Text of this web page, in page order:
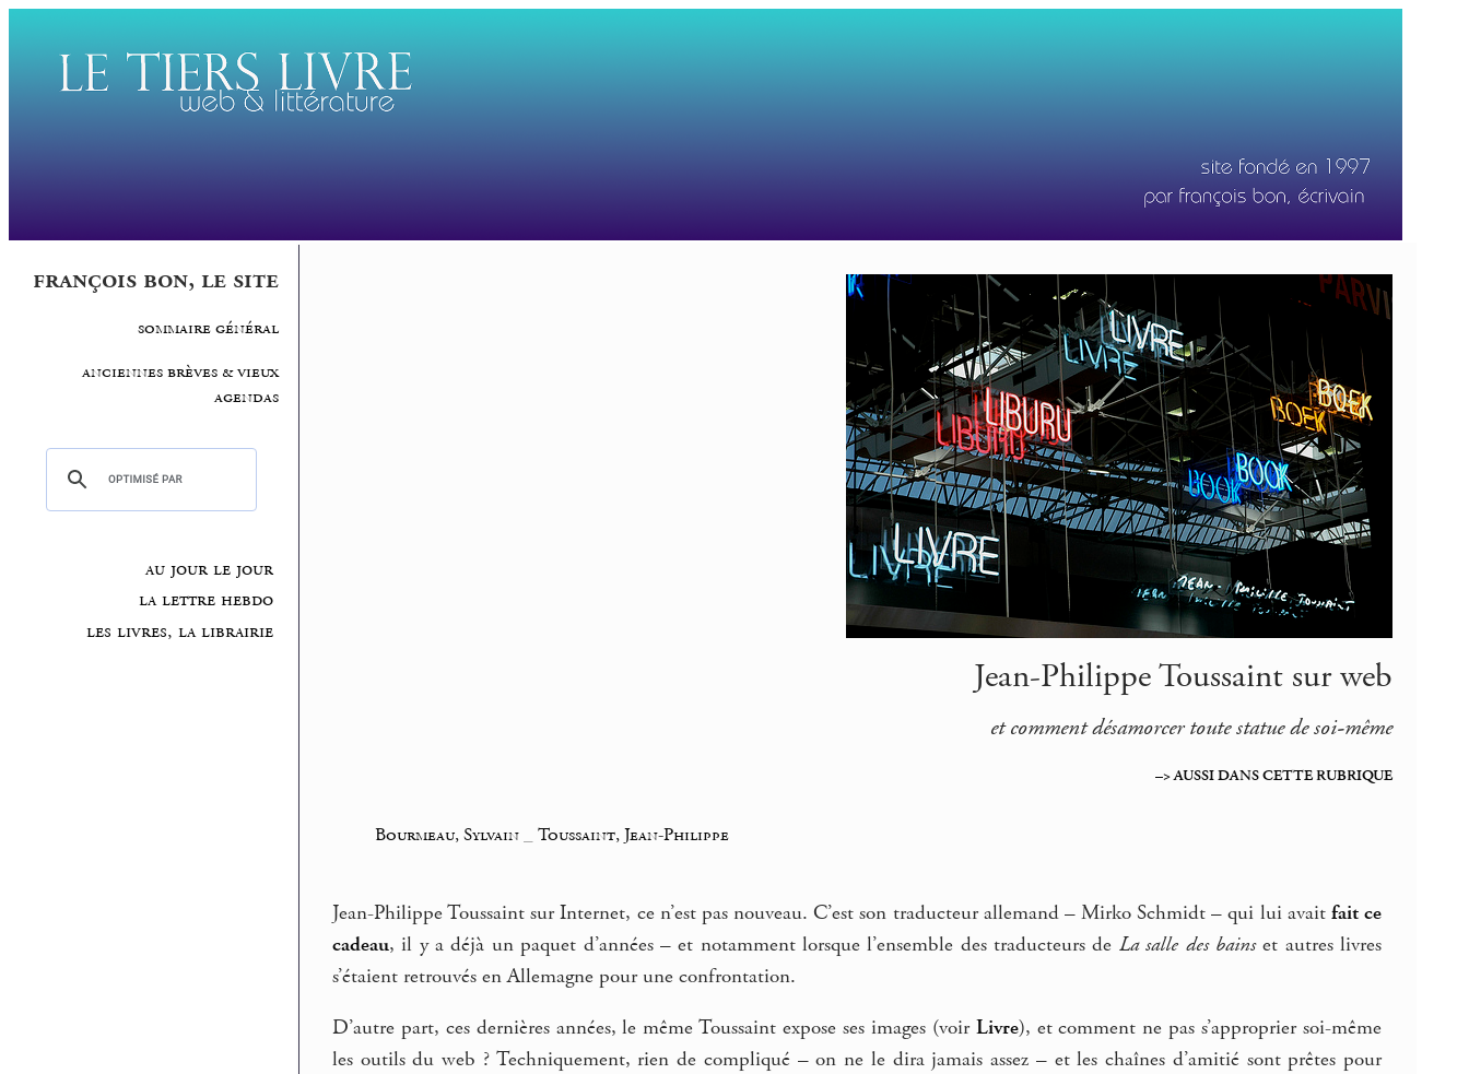
françois bon, le site
sommaire général
anciennes brèves & vieux
agendas
au jour le jour
la lettre hebdo
les livres, la librairie
Jean-Philippe Toussaint sur web
et comment désamorcer toute statue de soi-même
–> AUSSI DANS CETTE RUBRIQUE
Bourmeau, Sylvain _Toussaint, Jean-Philippe
Jean-Philippe Toussaint sur Internet, ce n’est pas nouveau. C’est son traducteur allemand – Mirko Schmidt – qui lui avait fait ce
cadeau, il y a déjà un paquet d’années – et notamment lorsque l’ensemble des traducteurs de La salle des bainset autres livres
s’étaient retrouvés en Allemagne pour une confrontation.
D’autre part, ces dernières années, le même Toussaint expose ses images (voir Livre), et comment ne pas s’approprier soi-même
les outils du web ? Techniquement, rien de compliqué – on ne le dira jamais assez – et les chaînes d’amitié sont prêtes pour